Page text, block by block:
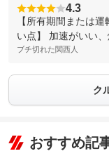
4.3
【所有期間または
い点】 加速がいい
ブチ切れた関西人
ク
おすすめ記